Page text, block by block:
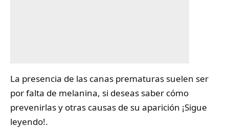
La presencia de las canas prematuras suelen ser
por falta de melanina, si deseas saber cómo
prevenirlas y otras causas de su aparición ¡Sigue
leyendo!.